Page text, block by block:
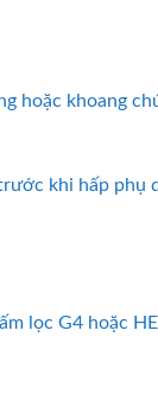
hoặc khoang
khi hấp phụ
lọc G4 hoặc